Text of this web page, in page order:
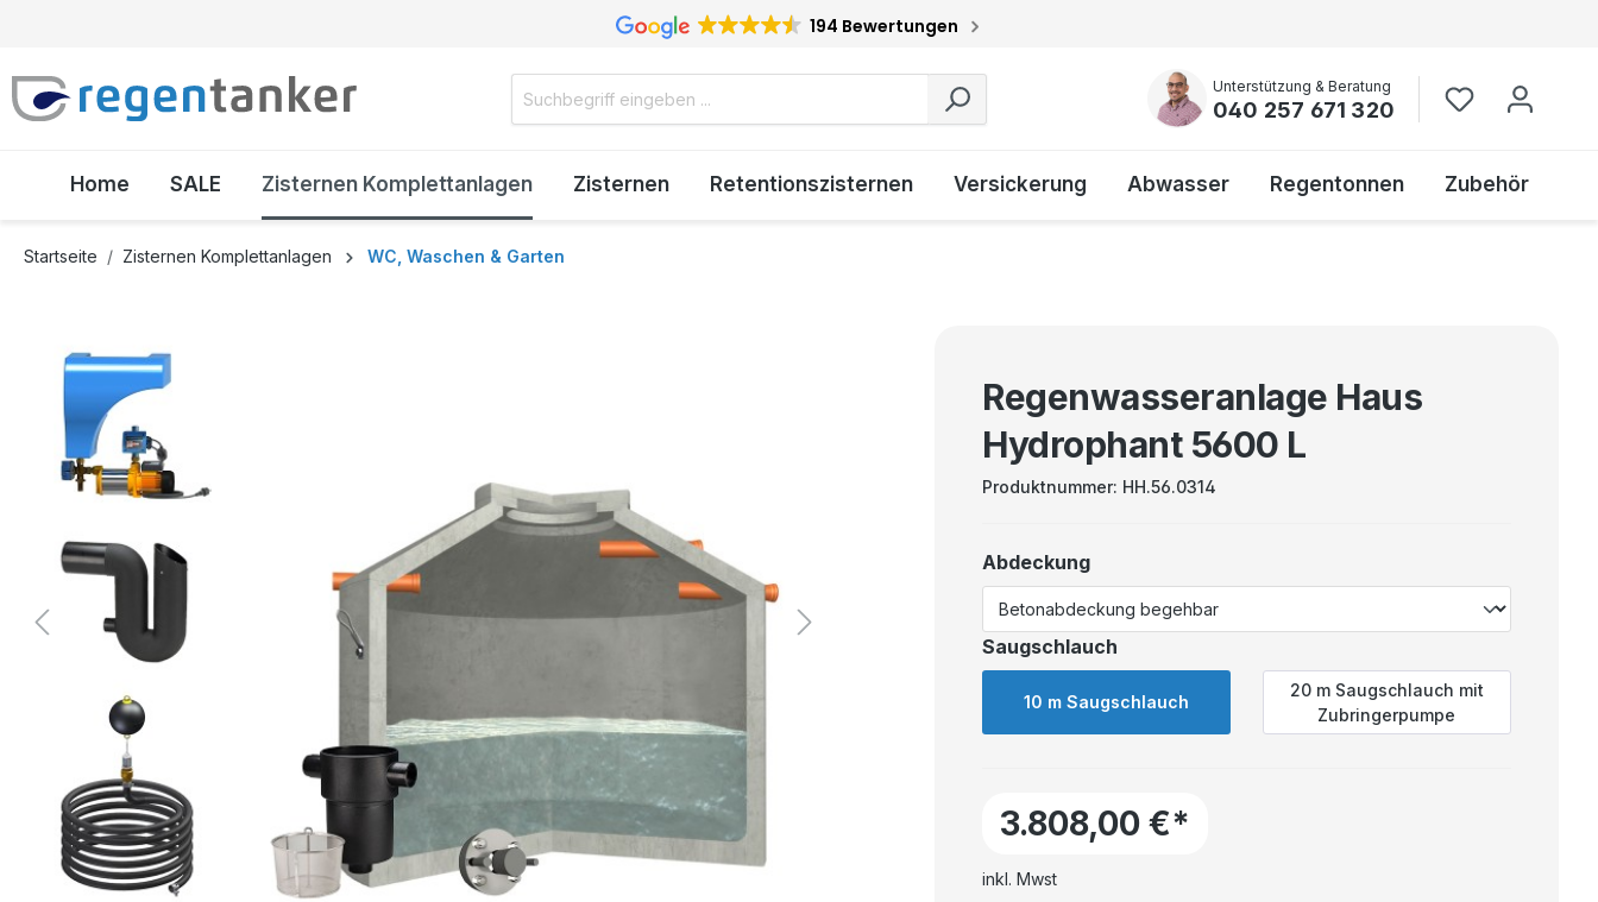
194 Bewertungen
Unterstützung & Beratung
040 257 671 320
Home SALE Zisternen Komplettanlagen Zisternen Retentionszisternen Versickerung Abwasser Regentonnen Zubehör
Startseite Zisternen Komplettanlagen WC, Waschen & Garten
Regenwasseranlage Haus
Hydrophant 5600 L
Produktnummer: HH.56.0314
Abdeckung
Saugschlauch
10 m Saugschlauch
20 m Saugschlauch mit
Zubringerpumpe
3.808,00 €*
inkl. Mwst